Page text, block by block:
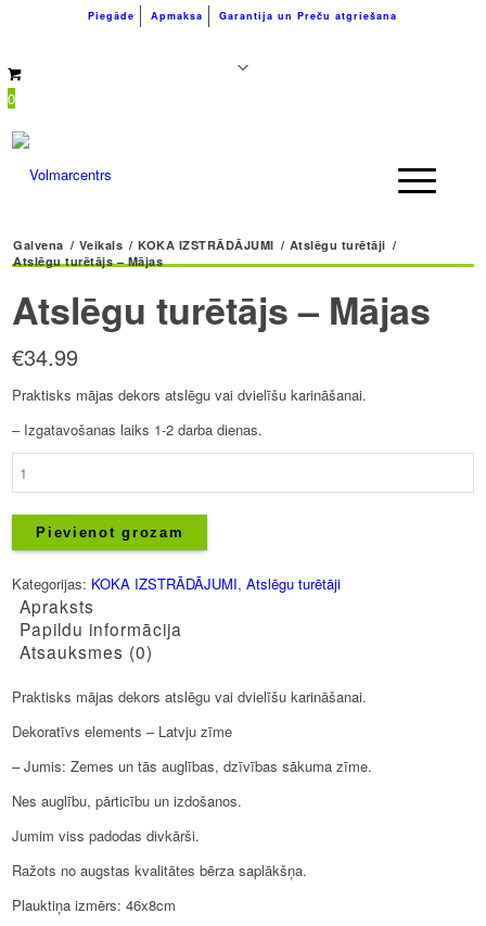
Piegāde Apmaksa Garantija un Preču atgriešana
0
Galvena / Veikals / KOKA IZSTRĀDĀJUMI / Atslēgu turētāji /
Atslēgu turētājs – Mājas
Atslēgu turētājs – Mājas
€34.99
Praktisks mājas dekors atslēgu vai dvielīšu karināšanai.
– Izgatavošanas laiks 1-2 darba dienas.
Mājas
daudzums
Pievienot grozam
Kategorijas: KOKA IZSTRĀDĀJUMI,Atslēgu turētāji
Apraksts
Papildu informācija
Atsauksmes (0)
Praktisks mājas dekors atslēgu vai dvielīšu karināšanai.
Dekoratīvs elements – Latvju zīme
– Jumis: Zemes un tās auglības, dzīvības sākuma zīme.
Nes auglību, pārticību un izdošanos.
Jumim viss padodas divkārši.
Ražots no augstas kvalitātes bērza saplākšņa.
Plauktiņa izmērs: 46x8cm